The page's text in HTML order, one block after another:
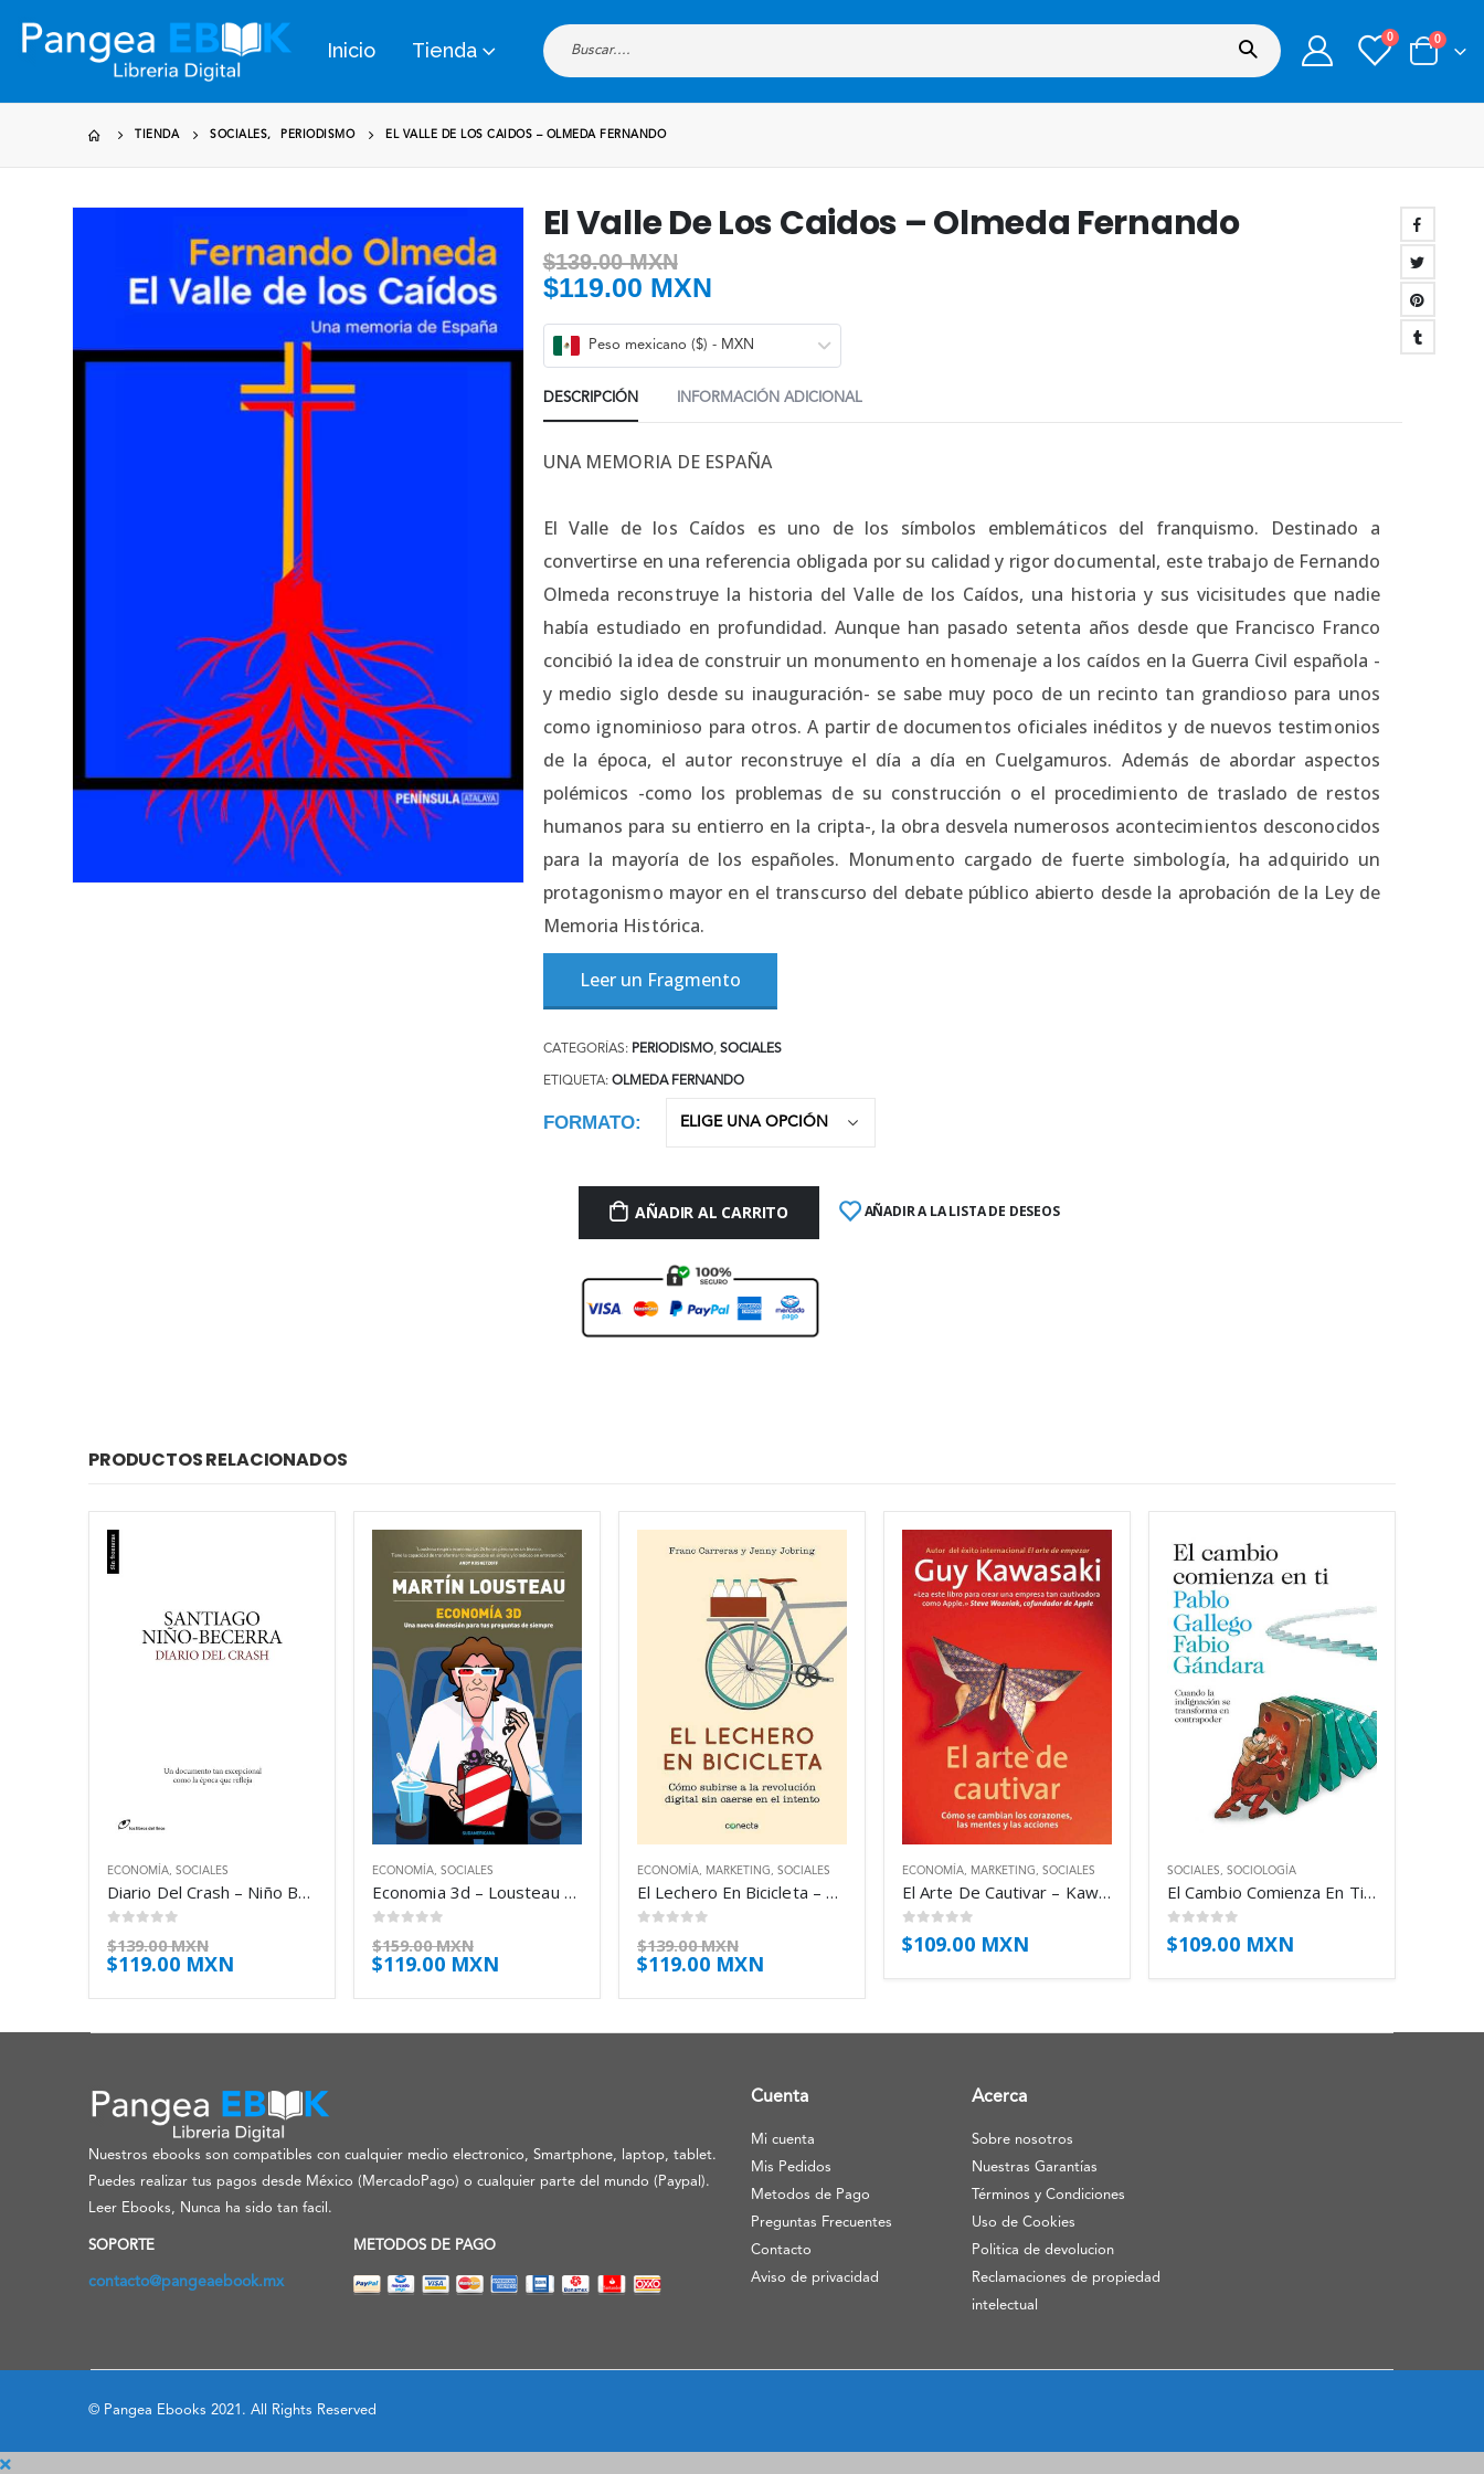
Inicio Tienda
0 0
TIENDA SOCIALES, PERIODISMO EL VALLE DE LOS CAIDOS – OLMEDA FERNANDO
El Valle De Los Caidos – Olmeda Fernando
$139.00 MXN
$119.00 MXN
Peso mexicano ($) - MXN
DESCRIPCIÓN INFORMACIÓN ADICIONAL
UNA MEMORIA DE ESPAÑA
El Valle de los Caídos es uno de los símbolos emblemáticos del franquismo. Destinado a
convertirse en una referencia obligada por su calidad y rigor documental, este trabajo de Fernando
Olmeda reconstruye la historia del Valle de los Caídos, una historia y sus vicisitudes que nadie
había estudiado en profundidad. Aunque han pasado setenta años desde que Francisco Franco
concibió la idea de construir un monumento en homenaje a los caídos en la Guerra Civil española -
y medio siglo desde su inauguración- se sabe muy poco de un recinto tan grandioso para unos
como ignominioso para otros. A partir de documentos oficiales inéditos y de nuevos testimonios
de la época, el autor reconstruye el día a día en Cuelgamuros. Además de abordar aspectos
polémicos -como los problemas de su construcción o el procedimiento de traslado de restos
humanos para su entierro en la cripta-, la obra desvela numerosos acontecimientos desconocidos
para la mayoría de los españoles. Monumento cargado de fuerte simbología, ha adquirido un
protagonismo mayor en el transcurso del debate público abierto desde la aprobación de la Ley de
Memoria Histórica.
Leer un Fragmento
CATEGORÍAS: PERIODISMO, SOCIALES
ETIQUETA: OLMEDA FERNANDO
FORMATO
AÑADIR AL CARRITO AÑADIR A LA LISTA DE DESEOS
PRODUCTOS RELACIONADOS
ECONOMÍA SOCIALES
Diario Del Crash – Niño Becerra Santiago
$139.00 MXN
$119.00 MXN
ECONOMÍA SOCIALES
Economia 3d – Lousteau Martin
$159.00 MXN
$119.00 MXN
ECONOMÍA MARKETING SOCIALES
El Lechero En Bicicleta – Carreras Franc
$139.00 MXN
$119.00 MXN
ECONOMÍA MARKETING SOCIALES
El Arte De Cautivar – Kawasaki Guy
0out of 5
$109.00 MXN
SOCIALES SOCIOLOGÍA
El Cambio Comienza En Ti – Gallego Pablo Y Gandara Fabio
0out of 5
$109.00 MXN
Nuestros ebooks son compatibles con cualquier medio electronico, Smartphone, laptop, tablet.
Puedes realizar tus pagos desde México (MercadoPago) o cualquier parte del mundo (Paypal).
Leer Ebooks, Nunca ha sido tan facil.
SOPORTE
contacto@pangeaebook.mx
METODOS DE PAGO
Cuenta
Mi cuenta
Mis Pedidos
Metodos de Pago
Preguntas Frecuentes
Contacto
Aviso de privacidad
Acerca
Sobre nosotros
Nuestras Garantías
Términos y Condiciones
Uso de Cookies
Politica de devolucion
Reclamaciones de propiedad
intelectual
© Pangea Ebooks 2021. All Rights Reserved